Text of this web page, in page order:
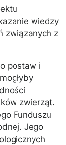
wiedzy
związanych z
postaw i
zwierząt.
Funduszu
Jego